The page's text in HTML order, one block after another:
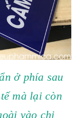
ở phía sau
mà lại còn
vào chi